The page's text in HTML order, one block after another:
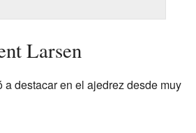
Larsen
a destacar en el ajedrez desde muy